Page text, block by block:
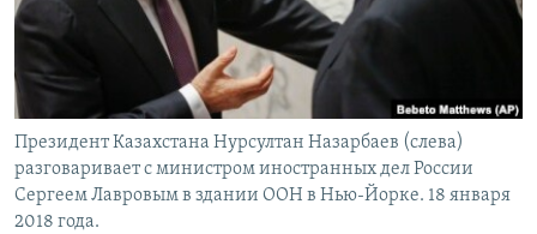
Президент Казахстана Нурсултан Назарбаев (слева)
разговаривает с министром иностранных дел России
Сергеем Лавровым в здании ООН в Нью-Йорке. 18 января
2018 года.